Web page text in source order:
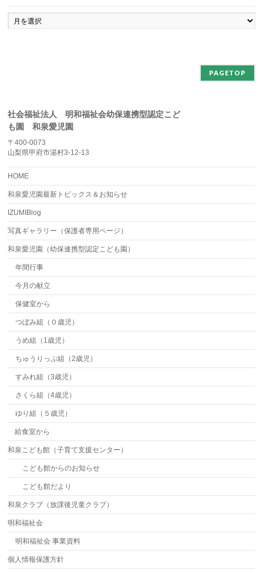
ア
ー
PAGETOP
社会福祉法人 明和福祉会幼保連携型認定こど
も園 和泉愛児園
〒400-0073
山梨県甲府市湯村3-12-13
HOME
和泉愛児園最新トピックス＆お知らせ
IZUMIBlog
写真ギャラリー（保護者専用ページ）
和泉愛児園（幼保連携型認定こども園）
年間行事
今月の献立
保健室から
つぼみ組（０歳児）
うめ組（1歳児）
ちゅうりっぷ組（2歳児）
すみれ組（3歳児）
さくら組（4歳児）
ゆり組（５歳児）
給食室から
和泉こども館（子育て支援センター）
こども館からのお知らせ
こども館だより
和泉クラブ（放課後児童クラブ）
明和福祉会
明和福祉会 事業資料
個人情報保護方針